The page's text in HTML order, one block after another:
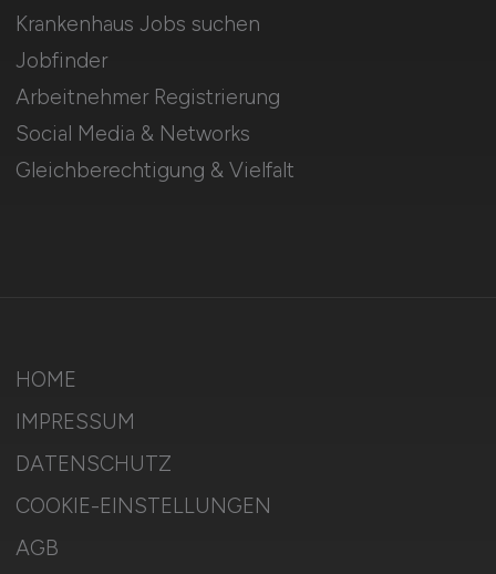
Krankenhaus Jobs suchen
Jobfinder
Arbeitnehmer Registrierung
Social Media & Networks
Gleichberechtigung & Vielfalt
HOME
IMPRESSUM
DATENSCHUTZ
COOKIE-EINSTELLUNGEN
AGB